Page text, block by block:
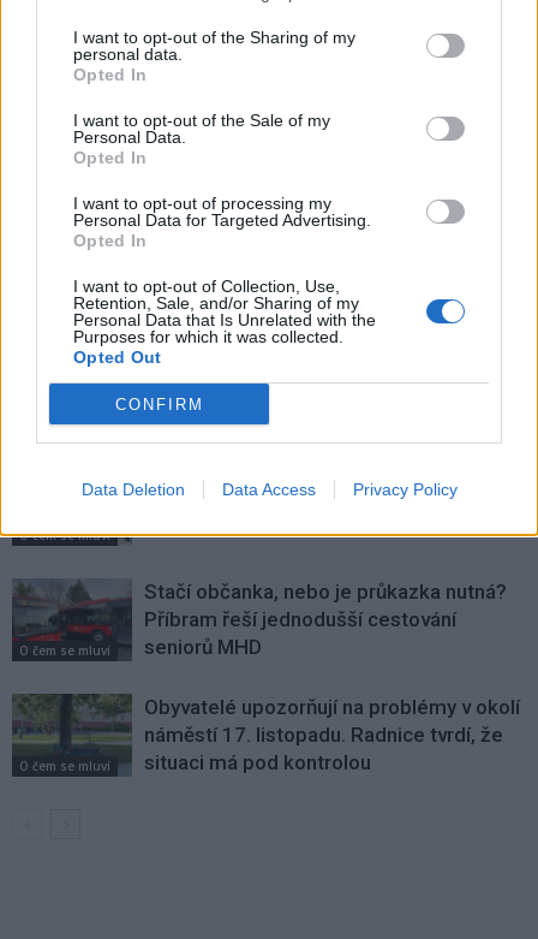
I want to opt-out of the Sharing of my
personal data.
Opted In
I want to opt-out of the Sale of my
Personal Data.
Opted In
I want to opt-out of processing my
Personal Data for Targeted Advertising.
Opted In
I want to opt-out of Collection, Use,
Retention, Sale, and/or Sharing of my
Personal Data that Is Unrelated with the
Purposes for which it was collected.
Opted Out
CONFIRM
Data Deletion Data Access Privacy Policy
Předchozí článek
Dobříš zahajuje demolici bývalé
vyroste nová budova
Následující článek
SOUVISEJÍCÍ ČLÁNKY
VÍCE OD AUTORA
O čem se mluví
Parkovací dům jako levná garáž? Opozice
zpochybňuje jeho využití
O čem se mluví
Stačí občanka, nebo je průkazka nutná?
Příbram řeší jednodušší cestování
seniorů MHD
O čem se mluví
Obyvatelé upozorňují na problémy v okolí
náměstí 17. listopadu. Radnice tvrdí, že
situaci má pod kontrolou